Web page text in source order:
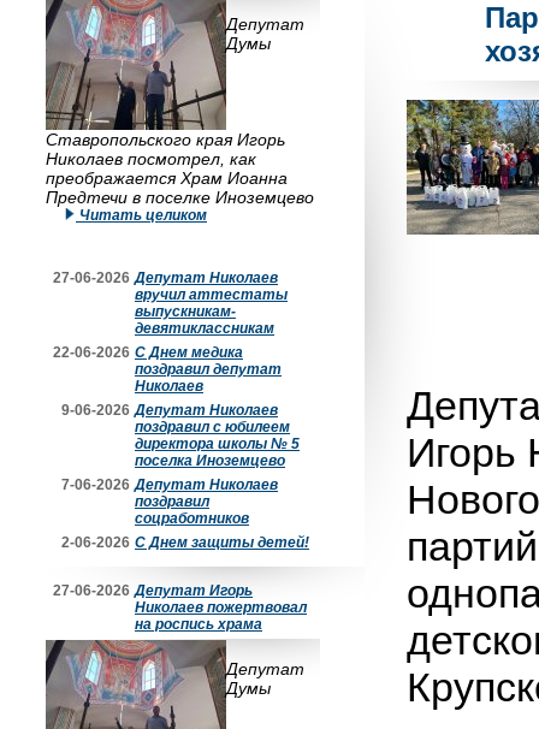
Депутат
Думы
Ставропольского края Игорь
Николаев посмотрел, как
преображается Храм Иоанна
Предтечи в поселке Иноземцево
Читать целиком
27-06-2026 Депутат Николаев
вручил аттестаты
выпускникам-
девятиклассникам
22-06-2026 С Днем медика
поздравил депутат
Николаев
9-06-2026 Депутат Николаев
поздравил с юбилеем
директора школы № 5
поселка Иноземцево
7-06-2026 Депутат Николаев
поздравил
соцработников
2-06-2026 С Днем защиты детей!
27-06-2026 Депутат Игорь
Николаев пожертвовал
на роспись храма
Депутат
Думы
Игорь